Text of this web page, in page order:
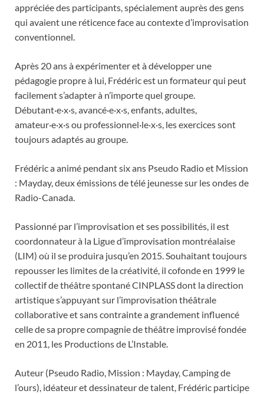
appréciée des participants, spécialement auprès des gens
qui avaient une réticence face au contexte d’improvisation
conventionnel.
Après 20 ans à expérimenter et à développer une
pédagogie propre à lui, Frédéric est un formateur qui peut
facilement s’adapter à n’importe quel groupe.
Débutant·e·x·s, avancé·e·x·s, enfants, adultes,
amateur·e·x·s ou professionnel·le·x·s, les exercices sont
toujours adaptés au groupe.
Frédéric a animé pendant six ans Pseudo Radio et Mission
: Mayday, deux émissions de télé jeunesse sur les ondes de
Radio-Canada.
Passionné par l’improvisation et ses possibilités, il est
coordonnateur à la Ligue d’improvisation montréalaise
(LIM) où il se produira jusqu’en 2015. Souhaitant toujours
repousser les limites de la créativité, il cofonde en 1999 le
collectif de théâtre spontané CINPLASS dont la direction
artistique s’appuyant sur l’improvisation théâtrale
collaborative et sans contrainte a grandement influencé
celle de sa propre compagnie de théâtre improvisé fondée
en 2011, les Productions de L’Instable.
Auteur (Pseudo Radio, Mission : Mayday, Camping de
l’ours), idéateur et dessinateur de talent, Frédéric participe